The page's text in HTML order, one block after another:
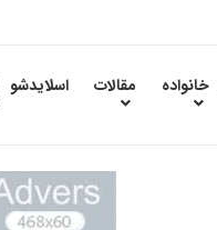
خانواده مقالات اسلایدشو